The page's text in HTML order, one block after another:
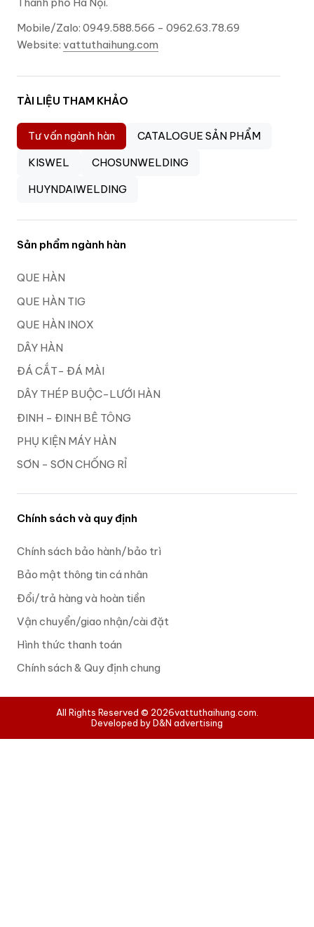
Mobile/Zalo: 0949.588.566 - 0962.63.78.69
Website: vattuthaihung.com
TÀI LIỆU THAM KHẢO
Tư vấn ngành hàn
CATALOGUE SẢN PHẨM
KISWEL
CHOSUNWELDING
HUYNDAIWELDING
Sản phẩm ngành hàn
QUE HÀN
QUE HÀN TIG
QUE HÀN INOX
DÂY HÀN
ĐÁ CẮT- ĐÁ MÀI
DÂY THÉP BUỘC-LƯỚI HÀN
ĐINH - ĐINH BÊ TÔNG
PHỤ KIỆN MÁY HÀN
SƠN - SƠN CHỐNG RỈ
Chính sách và quy định
Chính sách bảo hành/bảo trì
Bảo mật thông tin cá nhân
Đổi/trả hàng và hoàn tiền
Vận chuyển/giao nhận/cài đặt
Hình thức thanh toán
Chính sách & Quy định chung
All Rights Reserved © 2026vattuthaihung.com.
Developed by D&N advertising